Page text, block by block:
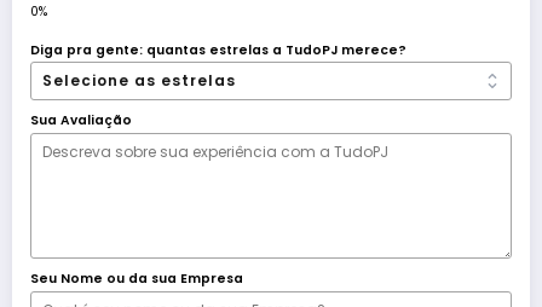
Diga pra gente: quantas estrelas a TudoPJ merece?
Sua Avaliação
Seu Nome ou da sua Empresa